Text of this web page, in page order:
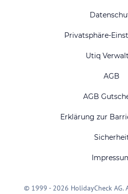
Privatsphäre-
Utiq
AGB
AGB
Erklärung zur
© 1999 - 2026 HolidayCheck AG.